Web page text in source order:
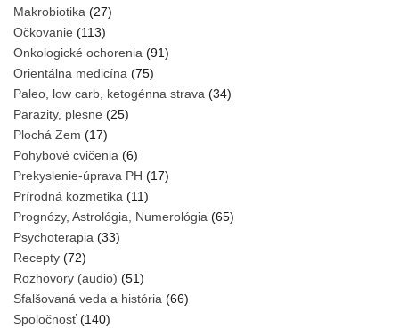
Makrobiotika (27)
Očkovanie (113)
Onkologické ochorenia (91)
Orientálna medicína (75)
Paleo, low carb, ketogénna strava (34)
Parazity, plesne (25)
Plochá Zem (17)
Pohybové cvičenia (6)
Prekyslenie-úprava PH (17)
Prírodná kozmetika (11)
Prognózy, Astrológia, Numerológia (65)
Psychoterapia (33)
Recepty (72)
Rozhovory (audio) (51)
Sfalšovaná veda a história (66)
Spoločnosť(140)